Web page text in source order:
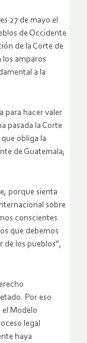
27 de mayo el
de Occidente
de la Corte de
amparos
a la
para hacer valer
pasada la Corte
obliga la
de Guatemala;
porque sienta
sobre
conscientes
que debemos
de los pueblos”,
Por eso
Modelo
legal
haya